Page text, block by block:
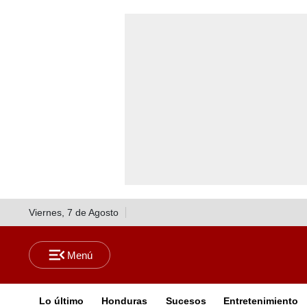
Viernes, 7 de Agosto
Lo último Honduras Sucesos Entretenimiento